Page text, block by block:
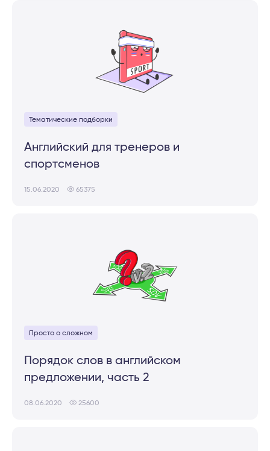
Тематические подборки
Английский для тренеров и
спортсменов
15.06.2020 65375
Просто о сложном
Порядок слов в английском
предложении, часть 2
08.06.2020 25600